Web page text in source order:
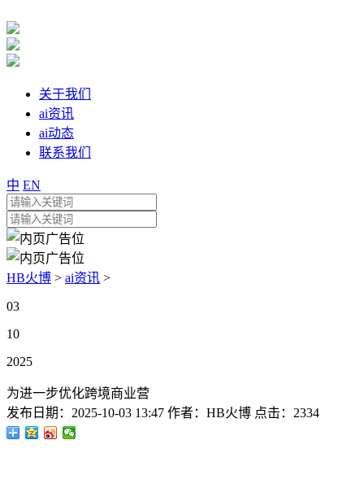
关于我们
ai资讯
ai动态
联系我们
中 EN
HB火博 > ai资讯 >
03
10
2025
为进一步优化跨境商业营
发布日期： 2025-10-03 13:47 作者： HB火博 点击： 2334